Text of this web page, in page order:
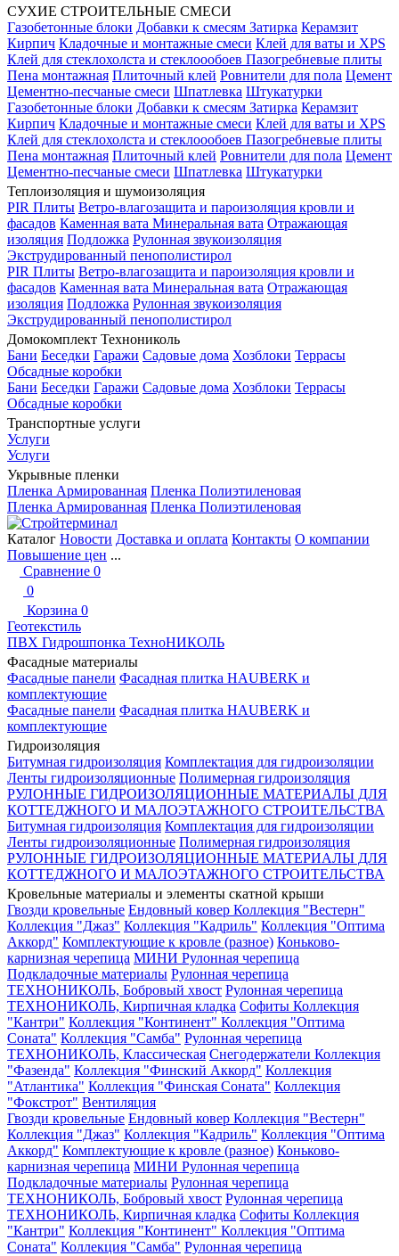
СУХИЕ СТРОИТЕЛЬНЫЕ СМЕСИ
Газобетонные блоки Добавки к смесям Затирка Керамзит
Кирпич Кладочные и монтажные смеси Клей для ваты и XPS
Клей для стеклохолста и стеклоообоев Пазогребневые плиты
Пена монтажная Плиточный клей Ровнители для пола Цемент
Цементно-песчаные смеси Шпатлевка Штукатурки
Газобетонные блоки Добавки к смесям Затирка Керамзит
Кирпич Кладочные и монтажные смеси Клей для ваты и XPS
Клей для стеклохолста и стеклоообоев Пазогребневые плиты
Пена монтажная Плиточный клей Ровнители для пола Цемент
Цементно-песчаные смеси Шпатлевка Штукатурки
Теплоизоляция и шумоизоляция
PIR Плиты Ветро-влагозащита и пароизоляция кровли и
фасадов Каменная вата Минеральная вата Отражающая
изоляция Подложка Рулонная звукоизоляция
Экструдированный пенополистирол
PIR Плиты Ветро-влагозащита и пароизоляция кровли и
фасадов Каменная вата Минеральная вата Отражающая
изоляция Подложка Рулонная звукоизоляция
Экструдированный пенополистирол
Домокомплект Технониколь
Бани Беседки Гаражи Садовые дома Хозблоки Террасы
Обсадные коробки
Бани Беседки Гаражи Садовые дома Хозблоки Террасы
Обсадные коробки
Транспортные услуги
Услуги
Услуги
Укрывные пленки
Пленка Армированная Пленка Полиэтиленовая
Пленка Армированная Пленка Полиэтиленовая
Каталог Новости Доставка и оплата Контакты О компании
Повышение цен ...
Сравнение 0
0
Корзина 0
Геотекстиль
ПВХ Гидрошпонка ТехноНИКОЛЬ
Фасадные материалы
Фасадные панели Фасадная плитка HAUBERK и
комплектующие
Фасадные панели Фасадная плитка HAUBERK и
комплектующие
Гидроизоляция
Битумная гидроизоляция Комплектация для гидроизоляции
Ленты гидроизоляционные Полимерная гидроизоляция
РУЛОННЫЕ ГИДРОИЗОЛЯЦИОННЫЕ МАТЕРИАЛЫ ДЛЯ
КОТТЕДЖНОГО И МАЛОЭТАЖНОГО СТРОИТЕЛЬСТВА
Битумная гидроизоляция Комплектация для гидроизоляции
Ленты гидроизоляционные Полимерная гидроизоляция
РУЛОННЫЕ ГИДРОИЗОЛЯЦИОННЫЕ МАТЕРИАЛЫ ДЛЯ
КОТТЕДЖНОГО И МАЛОЭТАЖНОГО СТРОИТЕЛЬСТВА
Кровельные материалы и элементы скатной крыши
Гвозди кровельные Ендовный ковер Коллекция "Вестерн"
Коллекция "Джаз" Коллекция "Кадриль" Коллекция "Оптима
Аккорд" Комплектующие к кровле (разное) Коньково-
карнизная черепица МИНИ Рулонная черепица
Подкладочные материалы Рулонная черепица
ТЕХНОНИКОЛЬ, Бобровый хвост Рулонная черепица
ТЕХНОНИКОЛЬ, Кирпичная кладка Софиты Коллекция
"Кантри" Коллекция "Континент" Коллекция "Оптима
Соната" Коллекция "Самба" Рулонная черепица
ТЕХНОНИКОЛЬ, Классическая Снегодержатели Коллекция
"Фазенда" Коллекция "Финский Аккорд" Коллекция
"Атлантика" Коллекция "Финская Соната" Коллекция
"Фокстрот" Вентиляция
Гвозди кровельные Ендовный ковер Коллекция "Вестерн"
Коллекция "Джаз" Коллекция "Кадриль" Коллекция "Оптима
Аккорд" Комплектующие к кровле (разное) Коньково-
карнизная черепица МИНИ Рулонная черепица
Подкладочные материалы Рулонная черепица
ТЕХНОНИКОЛЬ, Бобровый хвост Рулонная черепица
ТЕХНОНИКОЛЬ, Кирпичная кладка Софиты Коллекция
"Кантри" Коллекция "Континент" Коллекция "Оптима
Соната" Коллекция "Самба" Рулонная черепица